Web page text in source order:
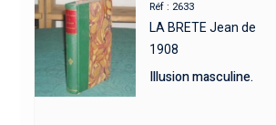
Réf : 2633
LA BRETE Jean de
1908
Illusion masculine.